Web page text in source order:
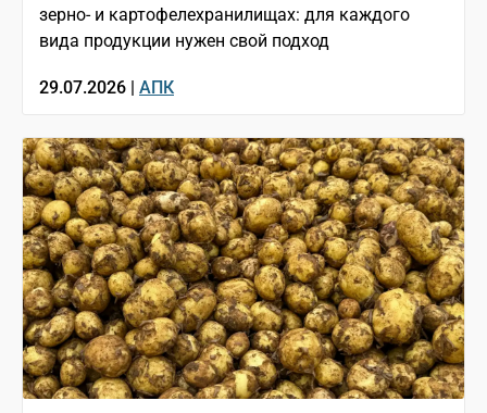
зерно- и картофелехранилищах: для каждого
вида продукции нужен свой подход
29.07.2026 | АПК